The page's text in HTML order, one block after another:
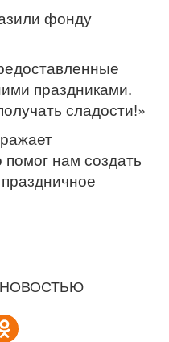
фонду
праздниками.
сладости!»
помог нам создать